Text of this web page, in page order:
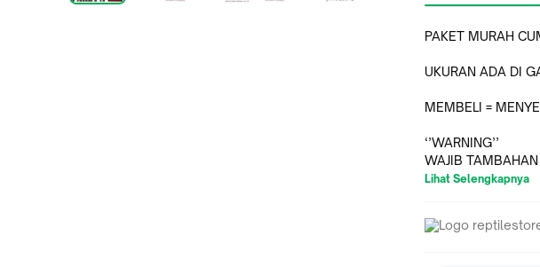
PAKET MURAH
UKURAN ADA DI
MEMBELI =
‘’WARNING’’
WAJIB
GARANSI
TANGGUNG
Lihat Selengkapnya